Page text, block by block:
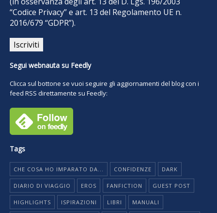
“Codice Privacy” e art. 13 del Regolamento UE n.
2016/679 “GDPR”).
Segui webnauta su Feedly
Clicca sul bottone se vuoi seguire gli aggiornamenti del blog con i
feed RSS direttamente su Feedly:
Tags
CHE COSA HO IMPARATO DA... CONFIDENZE DARK
DIARIO DI VIAGGIO EROS FANFICTION GUEST POST
HIGHLIGHTS ISPIRAZIONI LIBRI MANUALI